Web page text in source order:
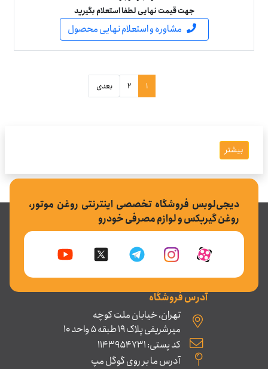
جهت قیمت نهایی لطفا استعلام بگیرید
مشاوره و استعلام نهایی محصول
1
2 بعدی
بیشتر
دیجی‌لوبس فروشگاه تخصصی اینترنتی روغن موتور،
روغن گیربکس و لوازم مصرفی خودرو
آدرس فروشگاه
تهران، خیابان ملت کوچه
میرشریفی پلاک 19 طبقه 5 واحد 10
کد پستی: 1143954731
آدرس ما بر روی گوگل مپ